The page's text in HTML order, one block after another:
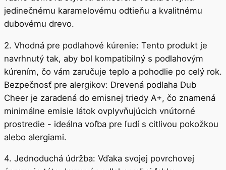
produktu:
1. Prírodný a elegantný dizajn: Dub Cheer pridá do
jedinečnému karamelovému odtieňu a kvalitnému
dubovému drevo.
2. Vhodná pre podlahové kúrenie: Tento produkt je
navrhnutý tak, aby bol kompatibilný s podlahovým
kúrením, čo vám zaručuje teplo a pohodlie po celý rok.
Bezpečnosť pre alergikov: Drevená podlaha Dub
Cheer je zaradená do emisnej triedy A+, čo znamená
prostredie - ideálna voľba pre ľudí s citlivou pokožkou